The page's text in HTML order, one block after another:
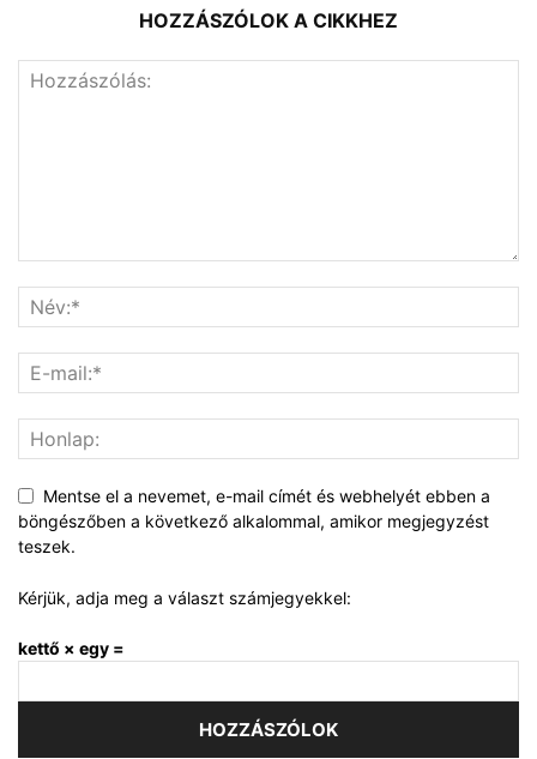
HOZZÁSZÓLOK A CIKKHEZ
Mentse el a nevemet, e-mail címét és webhelyét ebben a
böngészőben a következő alkalommal, amikor megjegyzést
teszek.
Kérjük, adja meg a választ számjegyekkel:
kettő × egy =